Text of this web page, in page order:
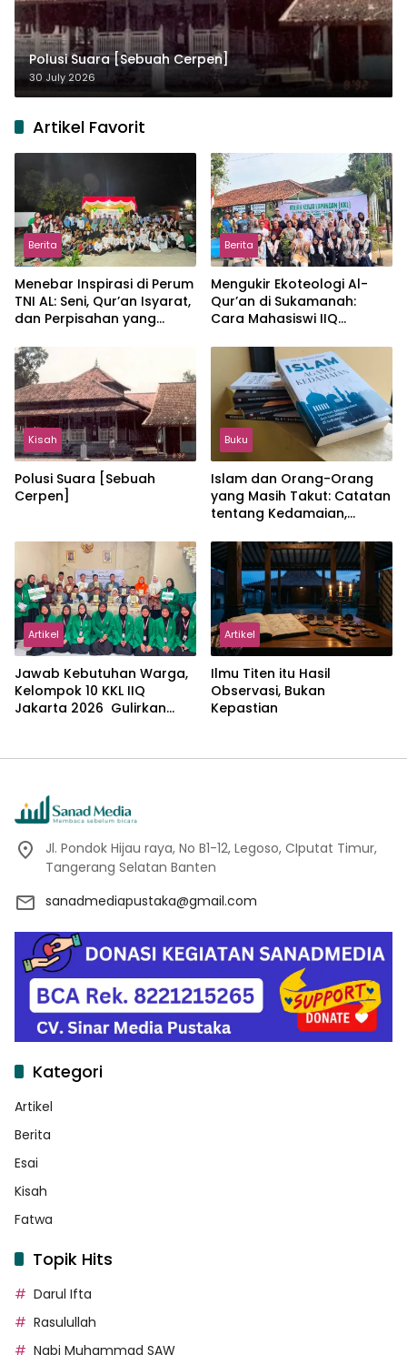
Polusi Suara [Sebuah Cerpen]
30 July 2026
Artikel Favorit
Berita
Menebar Inspirasi di Perum
TNI AL: Seni, Qur’an Isyarat,
dan Perpisahan yang
Berita
Mengukir Ekoteologi Al-
Qur’an di Sukamanah:
Cara Mahasiswi IIQ
Jonggol
Kisah
Polusi Suara [Sebuah
Cerpen]
Buku
Islam dan Orang-Orang
yang Masih Takut: Catatan
tentang Kedamaian,
dalam Pemikiran Masykuri
Abdillah
Artikel
Jawab Kebutuhan Warga,
Kelompok 10 KKL IIQ
Jakarta 2026 Gulirkan
Artikel
Ilmu Titen itu Hasil
Observasi, Bukan
Kepastian
Jl. Pondok Hijau raya, No B1-12, Legoso, CIputat Timur,
Tangerang Selatan Banten
sanadmediapustaka@gmail.com
Kategori
Artikel
Berita
Esai
Kisah
Fatwa
Topik Hits
Darul Ifta
Rasulullah
Nabi Muhammad SAW